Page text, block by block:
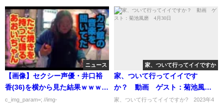
ニュース
【画像】セクシー声優・井口裕
香(36)を横から見た結果ｗｗｗｗ
ｗ
c_img_param=; //img-
家、ついて行ってイイですか
家、ついて行ってイイです
か？ 動画 ゲスト：菊池風
磨 4月30日
家、ついて行ってイイですか? 2023年4